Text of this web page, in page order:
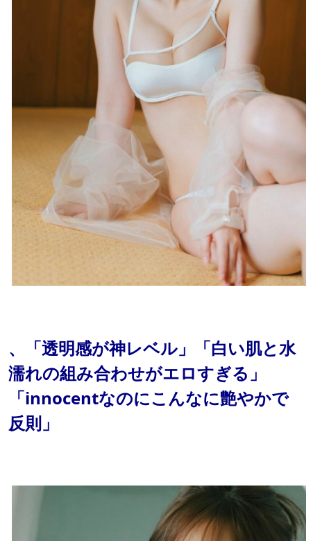
、「透明感が神レベル」「白い肌と水
濡れの組み合わせがエロすぎる」
「innocentなのにこんなに艶やかで
反則」